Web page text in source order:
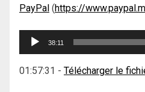
PayPal (https://
Lecteur
38:11
01:57:31 - Télécharger le